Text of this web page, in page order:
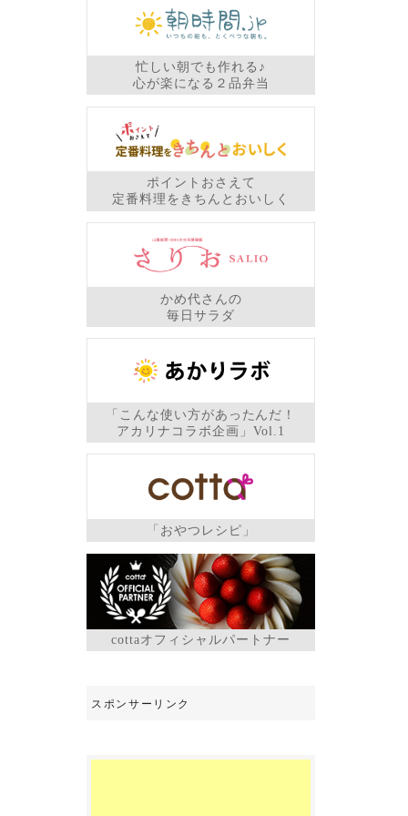
忙しい朝でも作れる♪
心が楽になる２品弁当
ポイントおさえて
定番料理をきちんとおいしく
かめ代さんの
毎日サラダ
「こんな使い方があったんだ！
アカリナコラボ企画」Vol.1
「おやつレシピ」
cottaオフィシャルパートナー